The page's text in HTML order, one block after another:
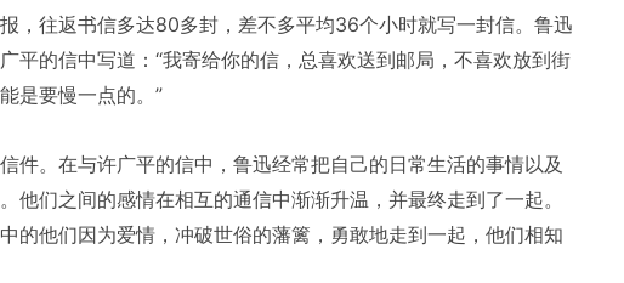
，往返书信多达80多封，差不多平均36个小时就写一封信。鲁迅
平的信中写道：“我寄给你的信，总喜欢送到邮局，不喜欢放到街
是要慢一点的。”
件。在与许广平的信中，鲁迅经常把自己的日常生活的事情以及
他们之间的感情在相互的通信中渐渐升温，并最终走到了一起。
的他们因为爱情，冲破世俗的藩篱，勇敢地走到一起，他们相知